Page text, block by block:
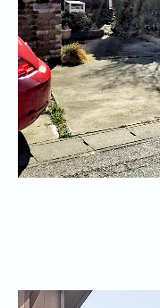
社員インタビュー
年間行事
プライバシーポリシー
更新履歴